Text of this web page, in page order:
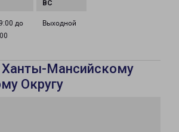
до
Выходной
Мансийскому
Округу